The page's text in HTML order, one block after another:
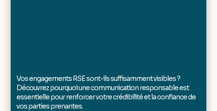
Vos engagements RSE sont-ils suffisamment visibles ?
Découvrez pourquoi une communication responsable est
essentielle pour renforcer votre crédibilité et la confiance de
vos parties prenantes.